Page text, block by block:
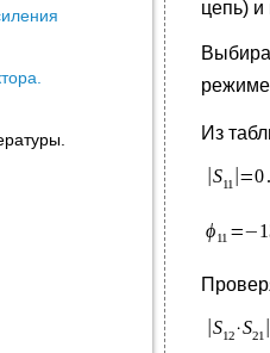
цепь) и
режиме
Из